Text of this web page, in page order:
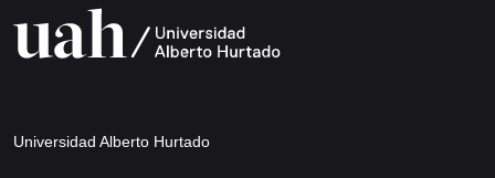
Universidad Alberto Hurtado